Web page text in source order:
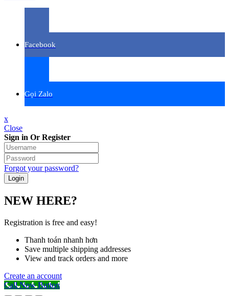
Facebook
Gọi Zalo
x
Close
Sign in Or Register
Forgot your password?
NEW HERE?
Registration is free and easy!
Thanh toán nhanh hơn
Save multiple shipping addresses
View and track orders and more
Create an account
Call Now Button